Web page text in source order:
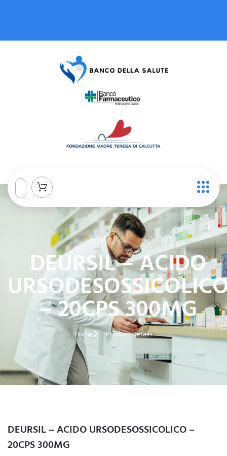
DEURSIL – ACIDO
– 20CPS 300MG
Home Product Details
DEURSIL – ACIDO URSODESOSSICOLICO –
20CPS 300MG